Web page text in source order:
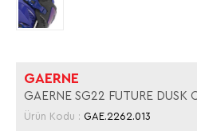
GAERNE
GAERNE SG22 FUTURE DUSK
Ürün Kodu : GAE.2262.013